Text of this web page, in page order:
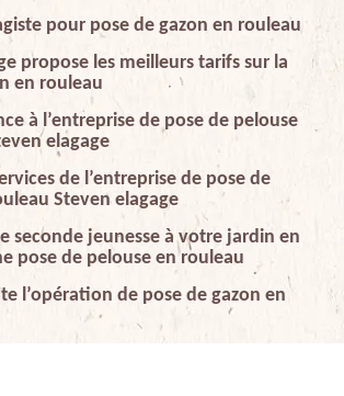
pour pose de gazon en rouleau
propose les meilleurs tarifs sur la
en rouleau
à l’entreprise de pose de pelouse
elagage
de l’entreprise de pose de
Steven elagage
seconde jeunesse à votre jardin en
pose de pelouse en rouleau
l’opération de pose de gazon en